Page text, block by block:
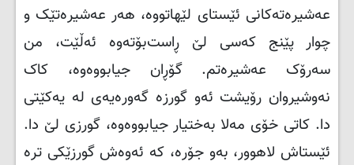
عەشیرەتەکانی ئێستای لێهاتووە، هەر عەشیرەتێک و
چوار پێنج کەسی لێ ڕاست‌بۆتەوە ئەڵێت، من
سەرۆک عەشیرەتم. گۆڕان جیابووەوە، کاک
نەوشیروان رۆیشت ئەو گورزە گەورەیەی لە یەکێتی
دا. کاتی خۆی مەلا بەختیار جیابووەوە، گورزی لێ دا.
ئێستاش لاهوور، بەو جۆرە، کە ئەوەش گورزێکی ترە